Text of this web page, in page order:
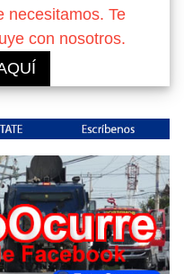
necesitamos. Te
con nosotros.